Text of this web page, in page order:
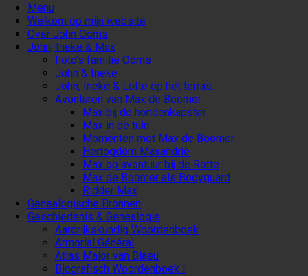
Menu
Welkom op mijn website
Over John Ooms
John, Ineke & Max
Foto’s familie Ooms
John & Ineke
John, Ineke & Lotte op het terras.
Avonturen van Max de Boomer
Max bij de hondenkapster
Max in de tuin
Momenten met Max de Boomer
Hertogdom Maxandrië
Max op avontuur bij de Rotte
Max de Boomer als Bodyguard
Ridder Max
Genealogische Bronnen
Geschiedenis & Genealogie
Aardrijkskundig Woordenboek
Armorial Général
Atlas Maior van Blaeu
Biografisch Woordenboek I